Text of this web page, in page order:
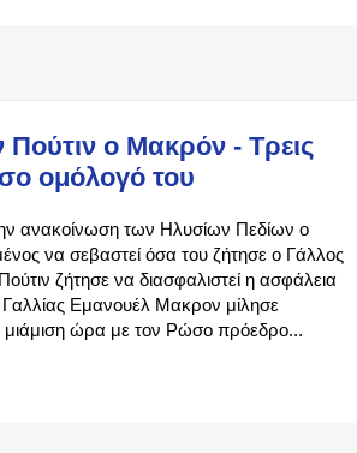
ο Μακρόν - Τρεις
ομόλογό του
ανακοίνωση των Ηλυσίων Πεδίων ο
να σεβαστεί όσα του ζήτησε ο Γάλλος
ζήτησε να διασφαλιστεί η ασφάλεια
Εμανουέλ Μακρον μίλησε
μιάμιση ώρα με τον Ρώσο πρόεδρο...